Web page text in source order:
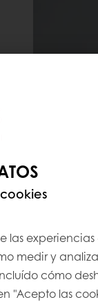
las experiencias
medir y
cómo
"Acepto las